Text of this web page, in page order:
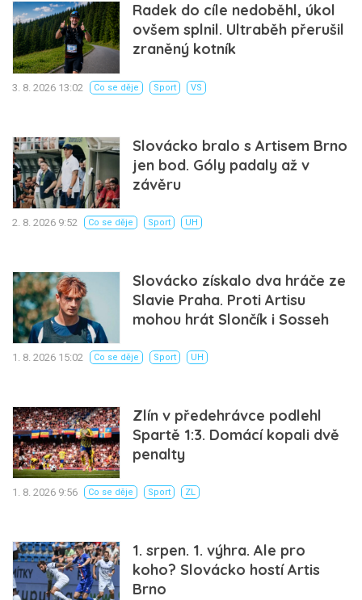
Radek do cíle nedoběhl, úkol
ovšem splnil. Ultraběh přerušil
zraněný kotník
3. 8. 2026 13:02 Co se děje Sport VS
Slovácko bralo s Artisem Brno
jen bod. Góly padaly až v
závěru
2. 8. 2026 9:52 Co se děje Sport UH
Slovácko získalo dva hráče ze
Slavie Praha. Proti Artisu
mohou hrát Slončík i Sosseh
1. 8. 2026 15:02 Co se děje Sport UH
Zlín v předehrávce podlehl
Spartě 1:3. Domácí kopali dvě
penalty
1. 8. 2026 9:56 Co se děje Sport ZL
1. srpen. 1. výhra. Ale pro
koho? Slovácko hostí Artis
Brno